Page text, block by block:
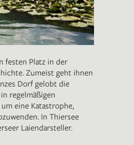
festen Platz in der
Zumeist geht ihnen
Dorf gelobt die
regelmäßigen
eine Katastrophe,
In Thiersee
Laiendarsteller.